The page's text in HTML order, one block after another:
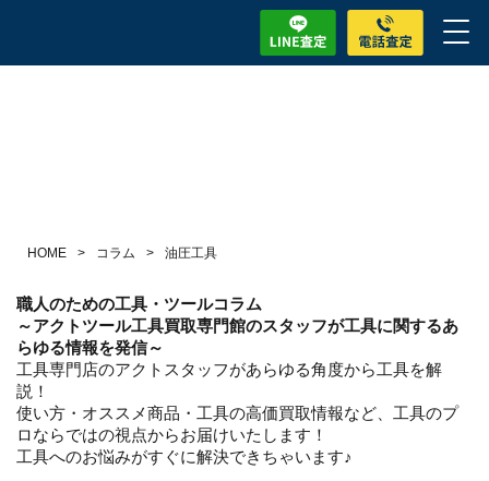
HOME > コラム > 油圧工具
職人のための工具・ツールコラム
～アクトツール工具買取専門館のスタッフが工具に関するあ
らゆる情報を発信～
工具専門店のアクトスタッフがあらゆる角度から工具を解
説！
使い方・オススメ商品・工具の高価買取情報など、工具のプ
ロならではの視点からお届けいたします！
工具へのお悩みがすぐに解決できちゃいます♪